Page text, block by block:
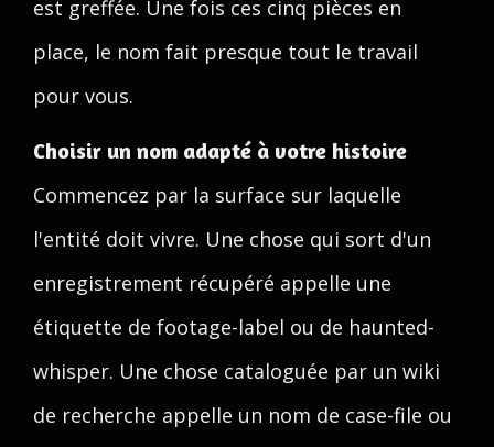
est greffée. Une fois ces cinq pièces en
place, le nom fait presque tout le travail
pour vous.
Choisir un nom adapté à votre histoire
Commencez par la surface sur laquelle
l'entité doit vivre. Une chose qui sort d'un
enregistrement récupéré appelle une
étiquette de footage-label ou de haunted-
whisper. Une chose cataloguée par un wiki
de recherche appelle un nom de case-file ou